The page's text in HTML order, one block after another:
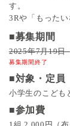
す。
3Rや「もったい
■募集期間
2025年7月19日
募集期間終了
■対象・定員
小学生のこど
■参加費